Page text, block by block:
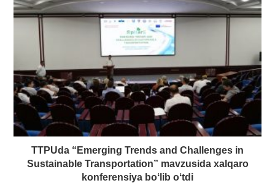
TTPUda “Emerging Trends and Challenges in
Sustainable Transportation” mavzusida xalqaro
konferensiya boʻlib oʻtdi